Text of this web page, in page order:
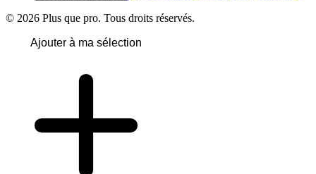
© 2026 Plus que pro. Tous droits réservés.
Ajouter à ma sélection